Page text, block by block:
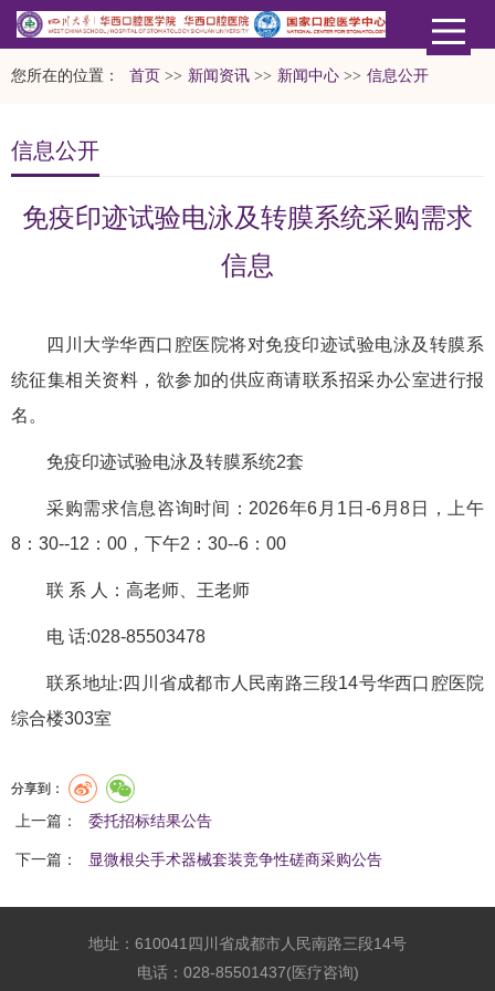
您所在的位置： 首页 >> 新闻资讯 >> 新闻中心 >> 信息公开
信息公开
免疫印迹试验电泳及转膜系统采购需求
信息
四川大学华西口腔医院将对免疫印迹试验电泳及转膜系
统征集相关资料，欲参加的供应商请联系招采办公室进行报
名。
免疫印迹试验电泳及转膜系统2套
采购需求信息咨询时间：2026年6月1日-6月8日，上午
8：30--12：00，下午2：30--6：00
联 系 人：高老师、王老师
电 话:028-85503478
联系地址:四川省成都市人民南路三段14号华西口腔医院
综合楼303室
分享到：
上一篇： 委托招标结果公告
下一篇： 显微根尖手术器械套装竞争性磋商采购公告
地址：610041四川省成都市人民南路三段14号
电话：028-85501437(医疗咨询)